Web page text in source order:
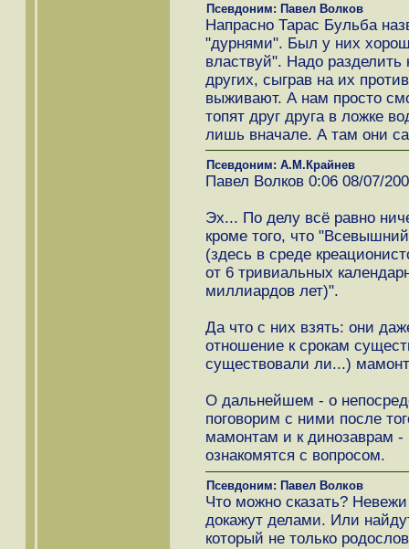
Псевдоним: Павел Волков
Напрасно Тарас Бульба
"дурнями". Был у них
властвуй". Надо разделить
других, сыграв на их
выживают. А нам просто
топят друг друга в ложке
лишь вначале. А там они
Псевдоним: А.М.Крайнев
Павел Волков 0:06 08/07/
Эх... По делу всё равно
кроме того, что
(здесь в среде
от 6 тривиальных
миллиардов лет)".
Да что с них взять: они
отношение к срокам
существовали ли...)
О дальнейшем - о
поговорим с ними после
мамонтам и к динозаврам -
ознакомятся с вопросом.
Псевдоним: Павел Волков
Что можно сказать?
докажут делами. Или
который не только